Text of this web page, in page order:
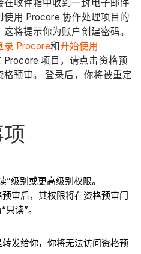
收件箱中收到一封电子邮件
用 Procore 协作处理项目的
这将提示你为账户创建密码。
录 Procore和开始使用
Procore 项目，请点击资格预
格预审。 登录后，你将被重定
级别或更高级别权限。
审后，其权限将在资格预审门
读”。
发给你，你将无法访问资格预